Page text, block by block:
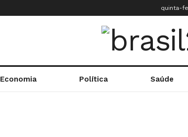
quinta-
Economia Política Saúde